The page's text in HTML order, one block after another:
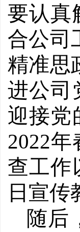
要认真
合公司
精准思
进公司
迎接党
2022
查工作
日宣传
随后